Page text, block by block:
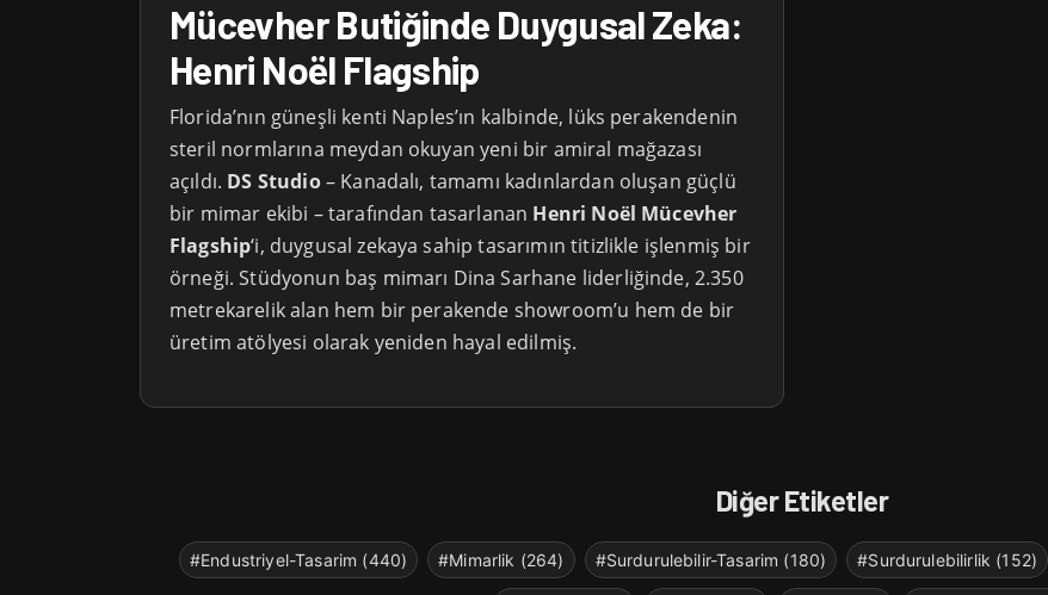
Mücevher Butiğinde Duygusal Zeka:
Henri Noël Flagship
Florida’nın güneşli kenti Naples’ın kalbinde, lüks perakendenin
steril normlarına meydan okuyan yeni bir amiral mağazası
açıldı. DS Studio– Kanadalı, tamamı kadınlardan oluşan güçlü
bir mimar ekibi – tarafından tasarlanan Henri Noël Mücevher
Flagship‘i, duygusal zekaya sahip tasarımın titizlikle işlenmiş bir
örneği. Stüdyonun baş mimarı Dina Sarhane liderliğinde, 2.350
metrekarelik alan hem bir perakende showroom’u hem de bir
üretim atölyesi olarak yeniden hayal edilmiş.
Diğer Etiketler
#Endustriyel-Tasarim (440) #Mimarlik (264) #Surdurulebilir-Tasarim (180) #Surdurulebilirlik (152)